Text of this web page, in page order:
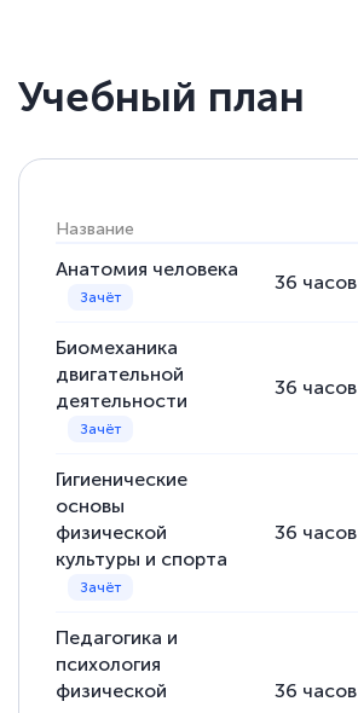
Учебный план
Название
Анатомия человека
36 часов
Биомеханика
двигательной
деятельности
36 часов
Гигиенические
основы
физической
культуры и спорта
36 часов
Педагогика и
психология
физической
36 часов